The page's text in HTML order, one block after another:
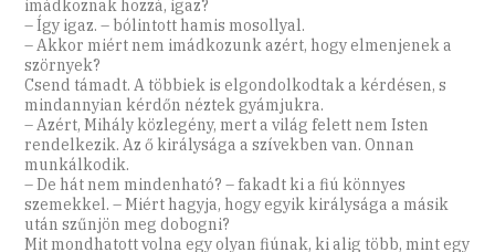
imádkoznak hozzá, igaz?
– Így igaz. – bólintott hamis mosollyal.
– Akkor miért nem imádkozunk azért, hogy elmenjenek a
szörnyek?
Csend támadt. A többiek is elgondolkodtak a kérdésen, s
mindannyian kérdőn néztek gyámjukra.
– Azért, Mihály közlegény, mert a világ felett nem Isten
rendelkezik. Az ő királysága a szívekben van. Onnan
munkálkodik.
– De hát nem mindenható? – fakadt ki a fiú könnyes
szemekkel. – Miért hagyja, hogy egyik királysága a másik
után szűnjön meg dobogni?
Mit mondhatott volna egy olyan fiúnak, ki alig több, mint egy